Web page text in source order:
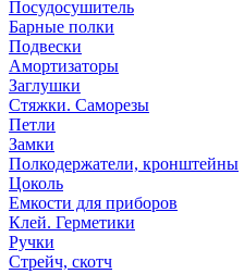
Посудосушитель
Барные полки
Подвески
Амортизаторы
Заглушки
Стяжки. Саморезы
Петли
Замки
Полкодержатели, кронштейны
Цоколь
Емкости для приборов
Клей. Герметики
Ручки
Стрейч, скотч